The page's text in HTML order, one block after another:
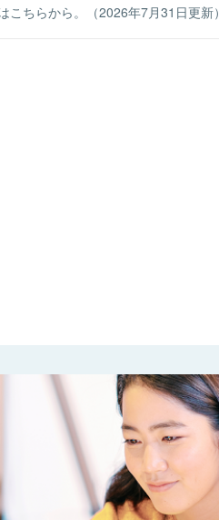
こちらから。（2026年7月31日更新）